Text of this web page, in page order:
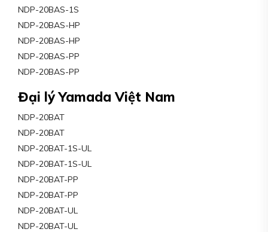
NDP-20BAS-1S
NDP-20BAS-HP
NDP-20BAS-HP
NDP-20BAS-PP
NDP-20BAS-PP
Đại lý Yamada Việt Nam
NDP-20BAT
NDP-20BAT
NDP-20BAT-1S-UL
NDP-20BAT-1S-UL
NDP-20BAT-PP
NDP-20BAT-PP
NDP-20BAT-UL
NDP-20BAT-UL